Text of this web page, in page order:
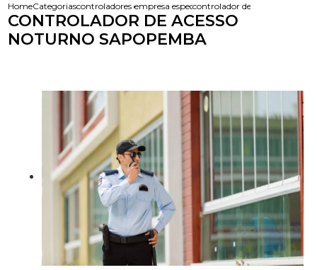
HomeCategoriascontroladores de acessoempresa especialista em controlador de
controlador de acesso
CONTROLADOR DE ACESSO
NOTURNO SAPOPEMBA